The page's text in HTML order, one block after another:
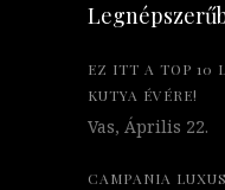
EZ ITT A TOP 10
KUTYA ÉVÉRE!
Vas, Április 22.
CAMPANIA